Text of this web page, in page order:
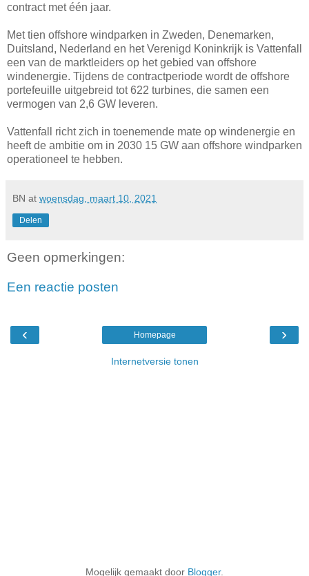
contract met één jaar.
Met tien offshore windparken in Zweden, Denemarken,
Duitsland, Nederland en het Verenigd Koninkrijk is Vattenfall
een van de marktleiders op het gebied van offshore
windenergie. Tijdens de contractperiode wordt de offshore
portefeuille uitgebreid tot 622 turbines, die samen een
vermogen van 2,6 GW leveren.
Vattenfall richt zich in toenemende mate op windenergie en
heeft de ambitie om in 2030 15 GW aan offshore windparken
operationeel te hebben.
BN at woensdag, maart 10, 2021
Delen
Geen opmerkingen:
Een reactie posten
‹ ›
Homepage
Internetversie tonen
Mogelijk gemaakt door Blogger.